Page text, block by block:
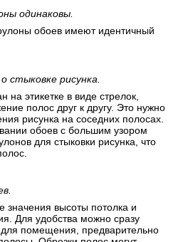
одинаковы.
обоев имеют идентичный
рисунка.
на этикетке в виде стрелок,
полос друг к другу. Это нужно
рисунка на соседних полосах.
обоев с большим узором
для стыковки рисунка, что
значения высоты потолка и
Для удобства можно сразу
помещения, предварительно